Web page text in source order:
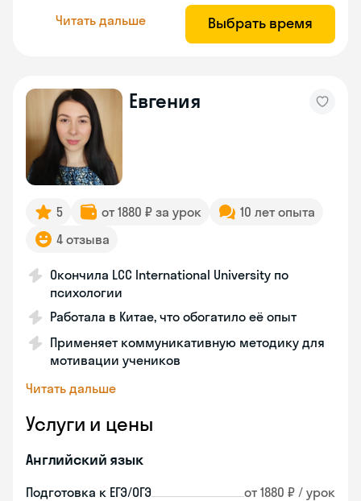
Читать дальше Выбрать время
Евгения
5 от 1880 ₽ за урок
10 лет опыта
4 отзыва
Окончила LCC International University по
психологии
Работала в Китае, что обогатило её опыт
Применяет коммуникативную методику для
мотивации учеников
Читать дальше
Услуги и цены
Английский язык
Подготовка к ЕГЭ/ОГЭ от 1880 ₽ / урок